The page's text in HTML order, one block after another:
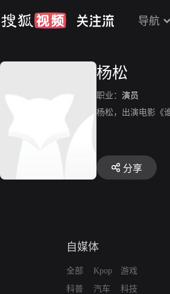
导航
杨松
职业： 演员
杨松，出演电影《
分享
自媒体
全部
科普
Kpop
汽车
游戏
科技